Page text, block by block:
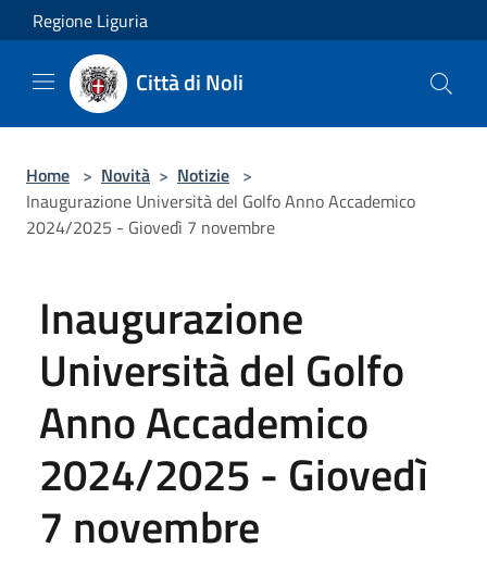
Salta al contenuto principale
Regione Liguria
Città di Noli
Home > Novità > Notizie >
Inaugurazione Università del Golfo Anno Accademico
2024/2025 - Giovedì 7 novembre
Inaugurazione
Università del Golfo
Anno Accademico
2024/2025 - Giovedì
7 novembre